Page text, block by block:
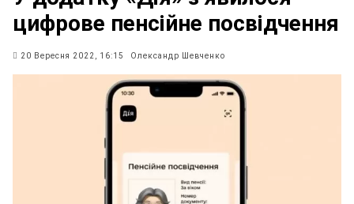
цифрове пенсійне посвідчення
20 Вересня 2022, 16:15 Олександр Шевченко